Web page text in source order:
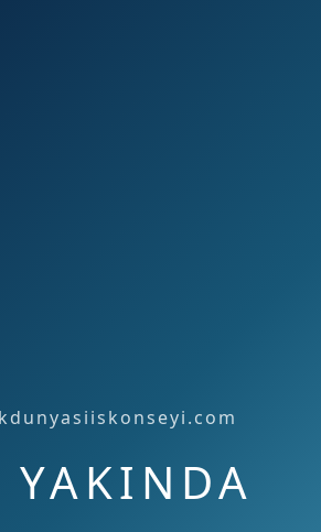
YAKINDA